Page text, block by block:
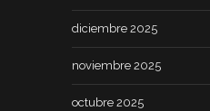
diciembre 2025
noviembre 2025
octubre 2025